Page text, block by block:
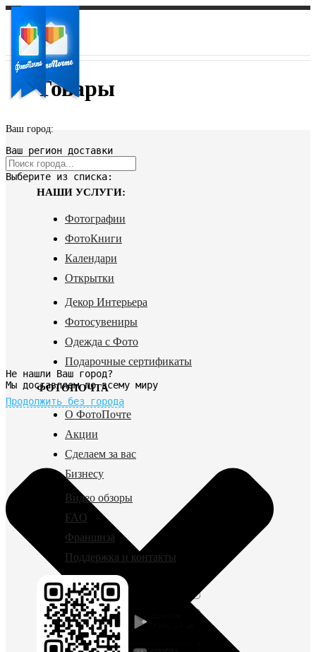
Ваш город:
Ваш регион доставки
Выберите из списка:
Не нашли Ваш город?
Мы доставляем по всему миру
Продолжить без города
Товары
НАШИ УСЛУГИ:
Фотографии
ФотоКниги
Календари
Открытки
Декор Интерьера
Фотосувениры
Одежда с Фото
Подарочные сертификаты
ФОТОПОЧТА
О ФотоПочте
Акции
Сделаем за вас
Бизнесу
Видео обзоры
FAQ
Франшиза
Поддержка и контакты